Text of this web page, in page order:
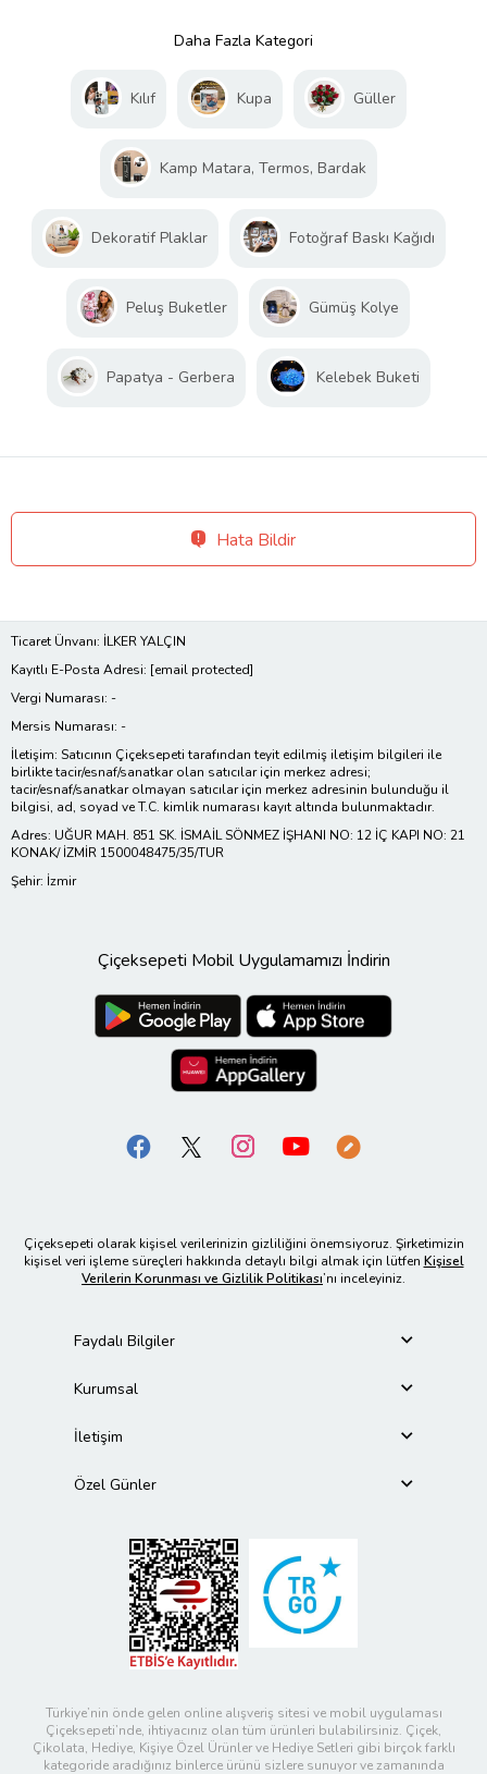
Daha Fazla Kategori
Kılıf Kupa Güller
Kamp Matara, Termos, Bardak
Dekoratif Plaklar Fotoğraf Baskı Kağıdı
Peluş Buketler Gümüş Kolye
Papatya - Gerbera Kelebek Buketi
Hata Bildir
Ticaret Ünvanı: İLKER YALÇIN
Kayıtlı E-Posta Adresi: [email protected]
Vergi Numarası: -
Mersis Numarası: -
İletişim: Satıcının Çiçeksepeti tarafından teyit edilmiş iletişim bilgileri ile
birlikte tacir/esnaf/sanatkar olan satıcılar için merkez adresi;
tacir/esnaf/sanatkar olmayan satıcılar için merkez adresinin bulunduğu il
bilgisi, ad, soyad ve T.C. kimlik numarası kayıt altında bulunmaktadır.
Adres: UĞUR MAH. 851 SK. İSMAİL SÖNMEZ İŞHANI NO: 12 İÇ KAPI NO: 21
KONAK/ İZMİR 1500048475/35/TUR
Şehir: İzmir
Çiçeksepeti Mobil Uygulamamızı İndirin
Çiçeksepeti olarak kişisel verilerinizin gizliliğini önemsiyoruz. Şirketimizin
kişisel veri işleme süreçleri hakkında detaylı bilgi almak için lütfen Kişisel
Verilerin Korunması ve Gizlilik Politikası’nı inceleyiniz.
Faydalı Bilgiler
Kurumsal
İletişim
Özel Günler
Türkiye’nin önde gelen online alışveriş sitesi ve mobil uygulaması
Çiçeksepeti’nde, ihtiyacınız olan tüm ürünleri bulabilirsiniz. Çiçek,
Çikolata, Hediye, Kişiye Özel Ürünler ve Hediye Setleri gibi birçok farklı
kategoride aradığınız binlerce ürünü sizlere sunuyor ve zamanında